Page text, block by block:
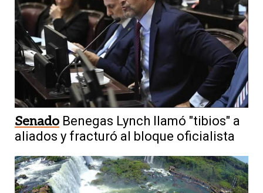
Senado Benegas Lynch llamó "tibios" a
aliados y fracturó al bloque oficialista